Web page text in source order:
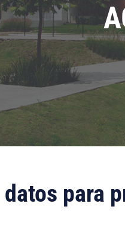
para